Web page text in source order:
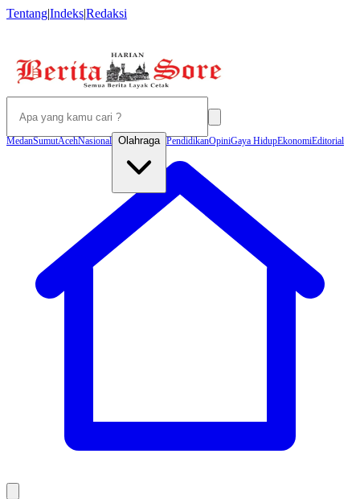
Tentang|Indeks|Redaksi
MedanSumutAcehNasional Olahraga PendidikanOpiniGaya HidupEkonomiEditorial